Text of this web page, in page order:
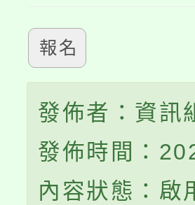
報名
發佈者：資訊
發佈時間：
內容狀態：啟